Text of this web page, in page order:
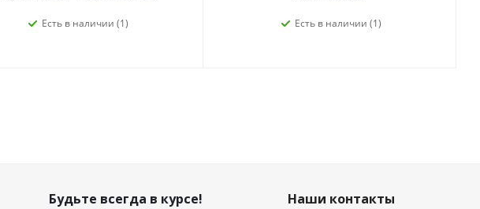
Есть в наличии (1) Есть в наличии (1)
Будьте всегда в курсе! Наши контакты